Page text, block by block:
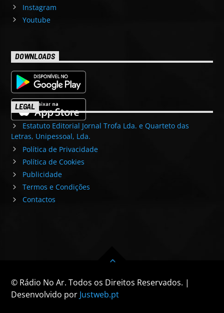
Instagram
Youtube
DOWNLOADS
LEGAL
Estatuto Editorial Jornal Trofa Lda. e Quarteto das
Letras, Unipessoal, Lda.
Política de Privacidade
Política de Cookies
Publicidade
Termos e Condições
Contactos
© Rádio No Ar. Todos os Direitos Reservados. |
Desenvolvido por Justweb.pt